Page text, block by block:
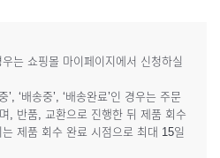
는 쇼핑몰 마이페이지에서 신청하실
‘배송중’, ‘배송완료’인 경우는 주문
, 반품, 교환으로 진행한 뒤 제품 회수
제품 회수 완료 시점으로 최대 15일